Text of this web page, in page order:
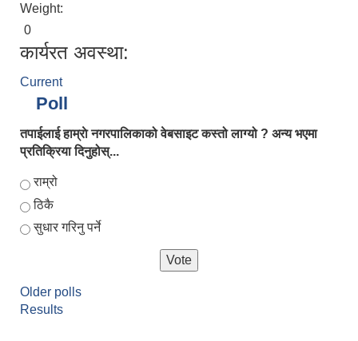
Weight:
0
कार्यरत अवस्था:
Current
Poll
तपाईलाई हाम्राे नगरपालिकाको वेबसाइट कस्तो लाग्यो ? अन्य भएमा
प्रतिक्रिया दिनुहोस्...
Choices
राम्रो
ठिकै
सुधार गरिनु पर्ने
Older polls
Results